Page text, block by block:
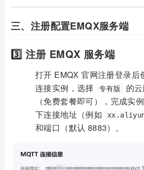
三、注册配置EMQX服务端
3️⃣ 注册 EMQX 服务端
打开 EMQX 官网注册登录后
连接实例，选择
专有版
的
（免费套餐即可），完成实
下连接地址（例如
和端口（默认 8883）。